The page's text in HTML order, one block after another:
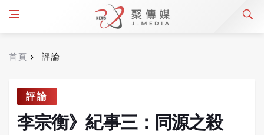
首頁 評論
評論
李宗衡》紀事三：同源之殺